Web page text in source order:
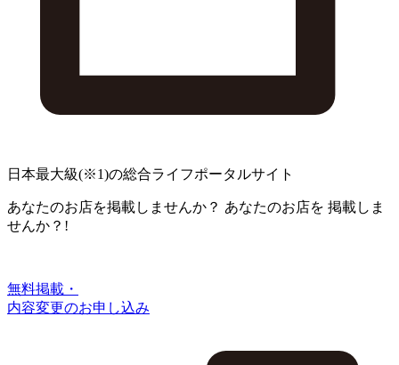
日本最大級(※1)の総合ライフポータルサイト
あなたのお店を掲載しませんか？ あなたのお店を 掲載しま
せんか？!
無料掲載・
内容変更のお申し込み